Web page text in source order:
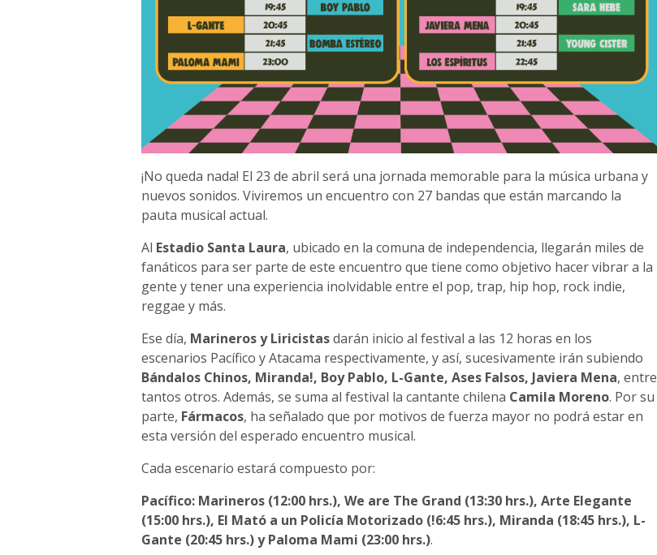
¡No queda nada! El 23 de abril será una jornada memorable para la música urbana y
nuevos sonidos. Viviremos un encuentro con 27 bandas que están marcando la
pauta musical actual.
Al Estadio Santa Laura, ubicado en la comuna de independencia, llegarán miles de
fanáticos para ser parte de este encuentro que tiene como objetivo hacer vibrar a la
gente y tener una experiencia inolvidable entre el pop, trap, hip hop, rock indie,
reggae y más.
Ese día, Marineros y Liricistasdarán inicio al festival a las 12 horas en los
escenarios Pacífico y Atacama respectivamente, y así, sucesivamente irán subiendo
Bándalos Chinos, Miranda!, Boy Pablo, L-Gante, Ases Falsos, Javiera Mena, entre
tantos otros. Además, se suma al festival la cantante chilena Camila Moreno. Por su
parte, Fármacos, ha señalado que por motivos de fuerza mayor no podrá estar en
esta versión del esperado encuentro musical.
Cada escenario estará compuesto por:
Pacífico: Marineros (12:00 hrs.), We are The Grand (13:30 hrs.), Arte Elegante
(15:00 hrs.), El Mató a un Policía Motorizado (!6:45 hrs.), Miranda (18:45 hrs.), L-
Gante (20:45 hrs.) y Paloma Mami (23:00 hrs.).